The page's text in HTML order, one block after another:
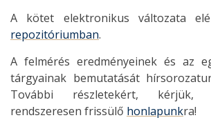
A kötet elektronikus változata
repozitóriumban.
A felmérés eredményeinek és az
tárgyainak bemutatását
További részletekért, kérjük,
rendszeresen frissülő honlapunkra!